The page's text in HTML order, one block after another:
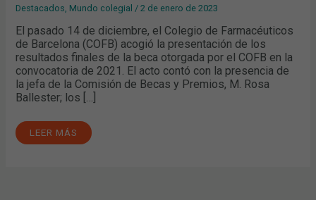
Destacados, Mundo colegial /2 de enero de 2023
El pasado 14 de diciembre, el Colegio de Farmacéuticos
de Barcelona (COFB) acogió la presentación de los
resultados finales de la beca otorgada por el COFB en la
convocatoria de 2021. El acto contó con la presencia de
la jefa de la Comisión de Becas y Premios, M. Rosa
Ballester; los […]
LEER MÁS